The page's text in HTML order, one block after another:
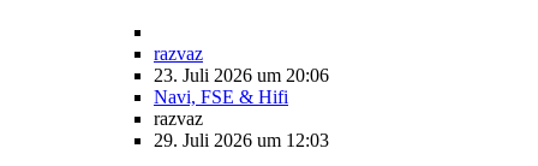
razvaz
23. Juli 2026 um 20:06
Navi, FSE & Hifi
razvaz
29. Juli 2026 um 12:03